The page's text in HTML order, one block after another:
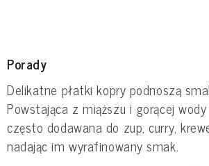
Porady
Delikatne płatki kopry podnoszą
Powstająca z miąższu i gorącej
często dodawana do zup, curry,
nadając im wyrafinowany smak.